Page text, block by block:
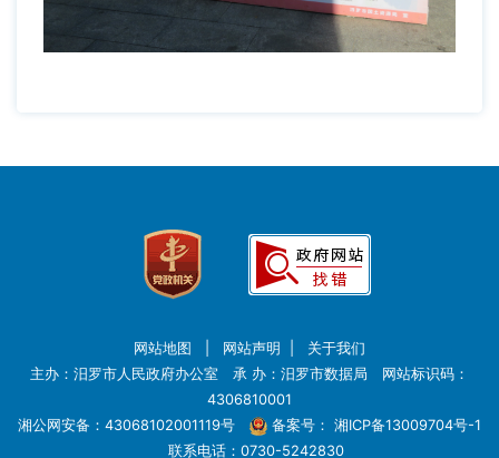
网站地图 网站声明
关于我们
主办：汨罗市人民政府办公室 承 办：汨罗市数据局 网站标识码：
4306810001
湘公网安备：43068102001119号
备案号： 湘ICP备13009704号-1
联系电话：0730-5242830